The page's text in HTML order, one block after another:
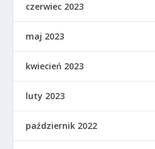
czerwiec 2023
maj 2023
kwiecień 2023
luty 2023
październik 2022